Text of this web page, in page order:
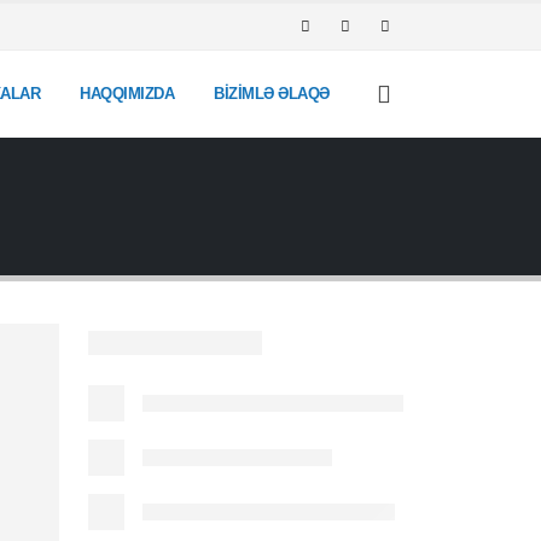
HAQQIMIZDA BIZIMLƏ ƏLAQƏ